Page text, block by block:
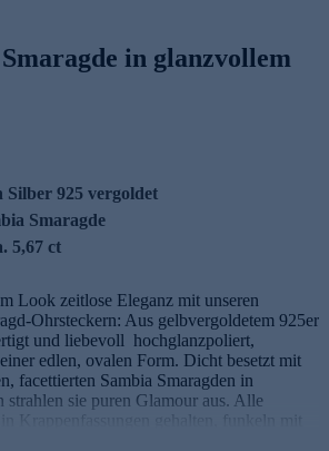
in geprüfter Qualität
Schmuckstücke angeht, gehen wir
unserer Qualitätssicherung und seitens
Prüfprozessen unterzogen. Unter
unsere Prüfprozesse Prüfungen auf
Bestimmungen der Schweizer
jetzt dieses funkelnde Highlight und
in glanzvollem
925 vergoldet
Smaragde
5,67 ct
Look zeitlose Eleganz mit unseren
Ohrsteckern: Aus gelbvergoldetem 925er
und liebevoll hochglanzpoliert,
edlen, ovalen Form. Dicht besetzt mit
facettierten Sambia Smaragden in
strahlen sie puren Glamour aus. Alle
Krappenfassungen gehalten, funkeln mit
von ca. 5,67 ct. Perfekt für besondere